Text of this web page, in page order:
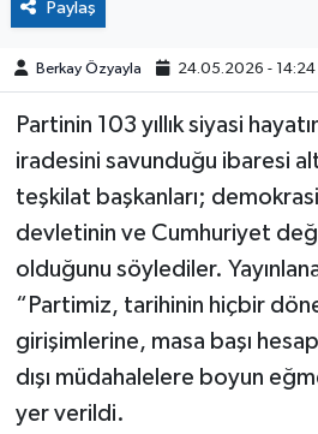
Paylaş
Berkay Özyayla 24.05.2026 - 14:24
Partinin 103 yıllık siyasi
iradesini savunduğu ibaresi
teşkilat başkanları;
devletinin ve Cumhuriyet
olduğunu söylediler.
“Partimiz, tarihinin hiçbir
girişimlerine, masa başı
dışı müdahalelere boyun
yer verildi.